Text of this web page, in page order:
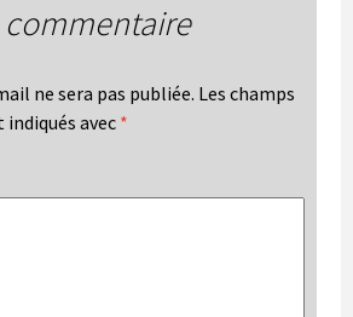
commentaire
ne sera pas publiée. Les champs
avec *